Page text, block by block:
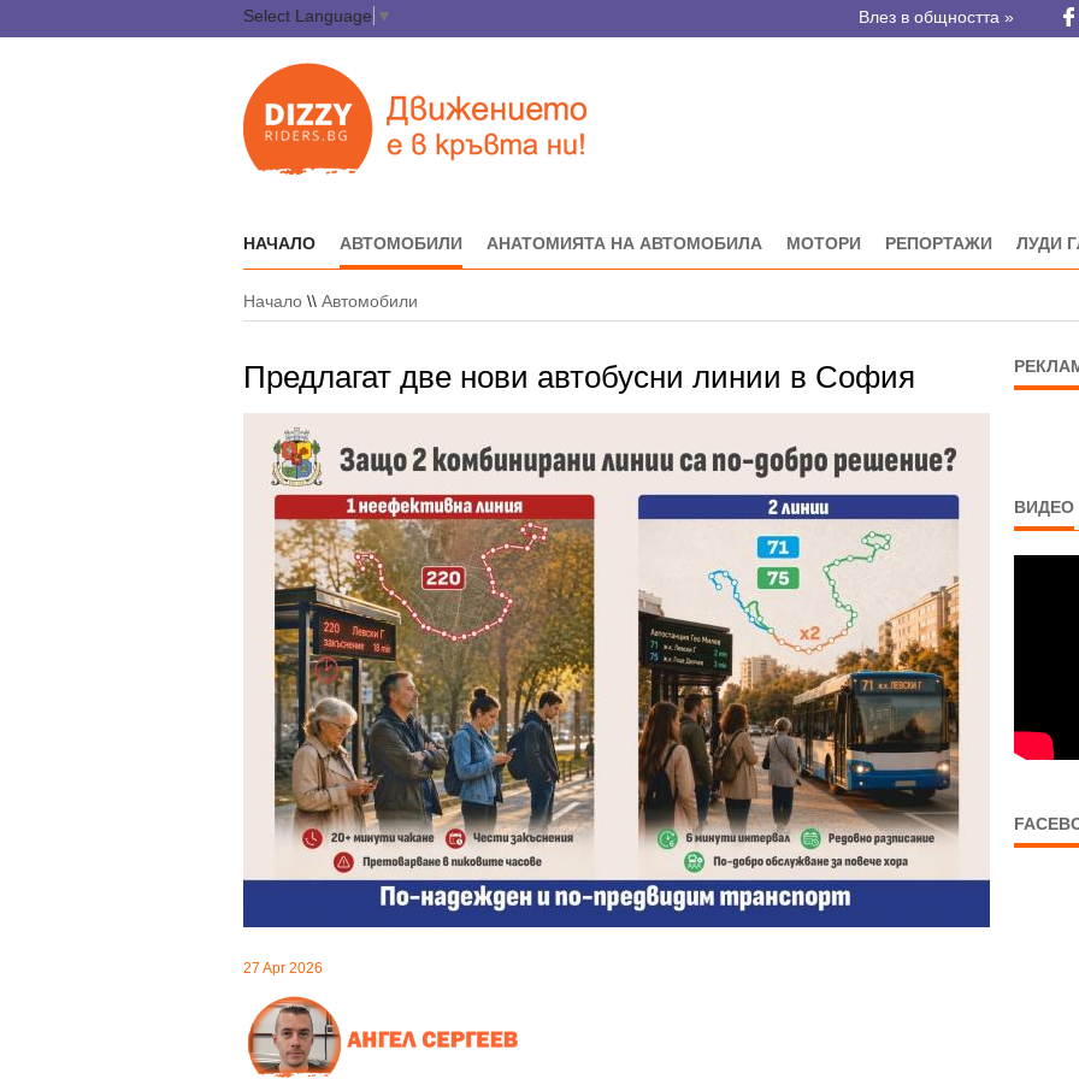
Select Language ▼ Влез в общността »
НАЧАЛО АВТОМОБИЛИ АНАТОМИЯТА НА АВТОМОБИЛА МОТОРИ РЕПОРТАЖИ ЛУДИ
Начало \\ Автомобили
Предлагат две нови автобусни линии в София
27 Apr 2026
ВИДЕО